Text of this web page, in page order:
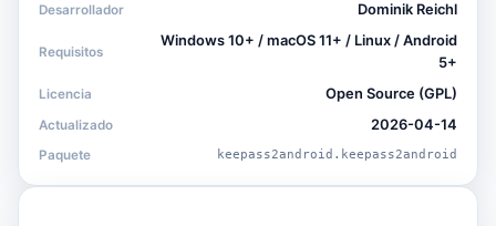
Desarrollador Dominik Reichl
Requisitos
Windows 10+ / macOS 11+ / Linux / Android
5+
Licencia Open Source (GPL)
Actualizado 2026-04-14
Paquete keepass2android.keepass2android